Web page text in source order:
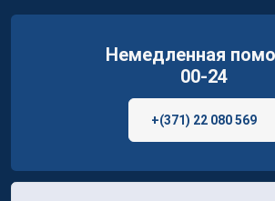
Немедленная
00-24
+(371) 22 080 569